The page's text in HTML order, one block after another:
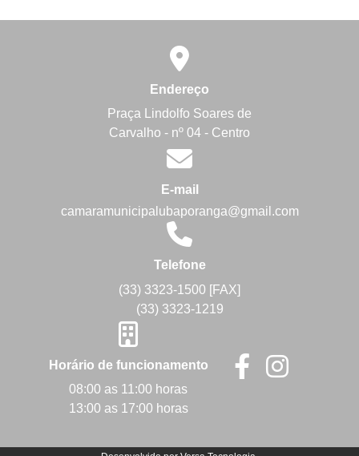
Endereço
Praça Lindolfo Soares de
Carvalho - nº 04 - Centro
E-mail
camaramunicipalubaporanga@gmail.com
Telefone
(33) 3323-1500 [FAX]
(33) 3323-1219
Horário de funcionamento
08:00 as 11:00 horas
13:00 as 17:00 horas